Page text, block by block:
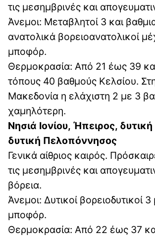
τις μεσημβρινές και
Άνεμοι: Μεταβλητοί 3 και
ανατολικά βορειοανατολικοί
μποφόρ.
Θερμοκρασία: Από 21 έως 39
τόπους 40 βαθμούς Κελσίου.
Μακεδονία η ελάχιστη 2 με 3
χαμηλότερη.
Νησιά Ιονίου, Ήπειρος,
δυτική Πελοπόννησος
Γενικά αίθριος καιρός.
τις μεσημβρινές και
βόρεια.
Άνεμοι: Δυτικοί βορειοδυτικοί
μποφόρ.
Θερμοκρασία: Από 22 έως 37